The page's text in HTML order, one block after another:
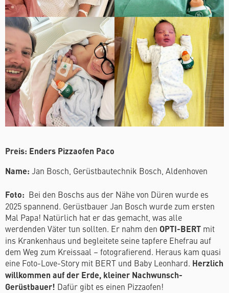
Preis: Enders Pizzaofen Paco
Name: Jan Bosch, Gerüstbautechnik Bosch, Aldenhoven
Foto: Bei den Boschs aus der Nähe von Düren wurde es
2025 spannend. Gerüstbauer Jan Bosch wurde zum ersten
Mal Papa! Natürlich hat er das gemacht, was alle
werdenden Väter tun sollten. Er nahm den OPTI-BERT mit
ins Krankenhaus und begleitete seine tapfere Ehefrau auf
dem Weg zum Kreissaal – fotografierend. Heraus kam quasi
eine Foto-Love-Story mit BERT und Baby Leonhard. Herzlich
willkommen auf der Erde, kleiner Nachwunsch-
Gerüstbauer! Dafür gibt es einen Pizzaofen!